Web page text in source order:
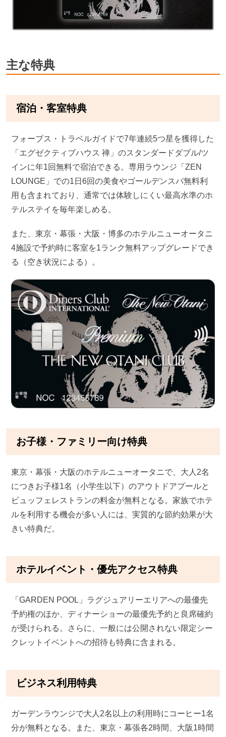
主な特典
宿泊・客室特典
フォーブス・トラベルガイドで7年連続5つ星を獲得した
「エグゼクティブハウス 禅」のスタンダードダブル/ツ
インに年1回無料で宿泊できる。専用ラウンジ「ZEN
LOUNGE」での1日6回の美食やゴールデンスパ無料利
用も含まれており、通常では体験しにくい最高水準のホ
テルステイを毎年楽しめる。
また、東京・幕張・大阪・博多のホテルニューオータニ
4施設で予約時に客室を1ランク無料アップグレードでき
る（空き状況による）。
お子様・ファミリー向け特典
東京・幕張・大阪のホテルニューオータニで、大人2名
につきお子様1名（小学生以下）のアウトドアプールと
ビュッフェレストランの料金が無料となる。家族でホテ
ルを利用する機会が多い人には、実質的な節約効果が大
きい特典だ。
ホテルイベント・優先アクセス特典
「GARDEN POOL」ラグジュアリーエリアへの最優先
予約権のほか、ディナーショーの最優先予約と良席確約
が受けられる。さらに、一般には公開されない限定シー
クレットイベントへの招待も特典に含まれる。
ビジネス利用特典
ガーデンラウンジで大人2名以上の利用時にコーヒー1名
分が無料となる。また、東京・幕張各2時間、大阪1時間